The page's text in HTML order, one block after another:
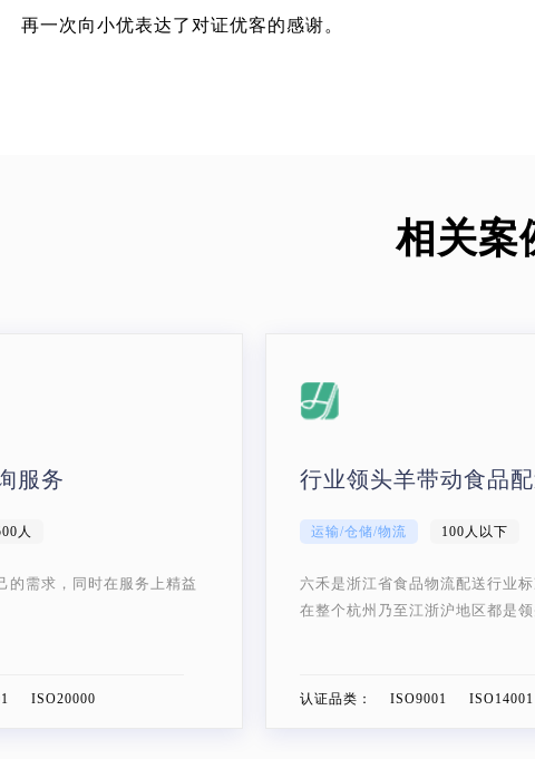
再一次向小优表达了对证优客的感谢。
相关案
食品配送企业转型
人以下
配送行业标准化的先行者，
地区都是领头羊一般的存
企业不仅需要盈利，
商业服务 100~500人
博采传媒与证优客的合作也是机缘
同样有情怀的公司宿命的相遇。
认证品类：